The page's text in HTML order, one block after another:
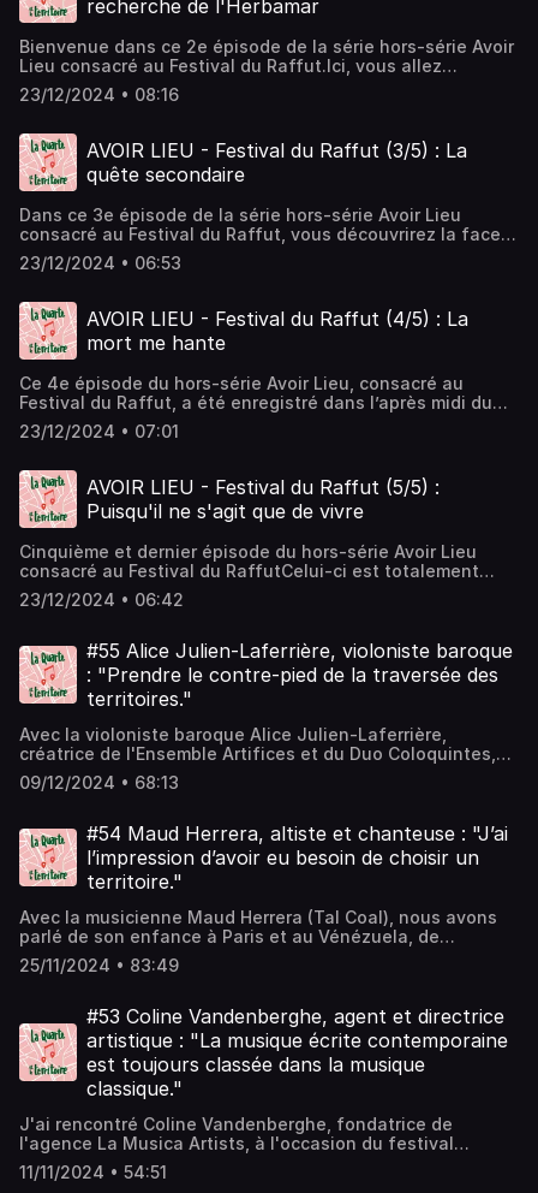
d'intention, répétitions, et Claire Chasuble.
recherche de l'Herbamar
Bienvenue dans ce 2e épisode de la série hors-série Avoir
Lieu consacré au Festival du Raffut.Ici, vous allez
découvrir les coulisses de la veillée musicale de La Cozna
et la mystérieuse affaire de l’Herbamar perdu.
23/12/2024 • 08:16
AVOIR LIEU - Festival du Raffut (3/5) : La
quête secondaire
Dans ce 3e épisode de la série hors-série Avoir Lieu
consacré au Festival du Raffut, vous découvrirez la face
cachée de nos repas avec les bénévoles de l’événement
et la créatrice de l’affiche Mathilde Grange, une quête
toute la série, la fameuse chanson "Camion"…
23/12/2024 • 06:53
AVOIR LIEU - Festival du Raffut (4/5) : La
mort me hante
Ce 4e épisode du hors-série Avoir Lieu, consacré au
Festival du Raffut, a été enregistré dans l’après midi du
dimanche 2 novembre, au cours de la balade sonore et de
l’atelier « déplier la mort ».Vous entendrez Clément
Mathieu Imbert à la batterie, moi-même au violoncelle et
au chant, Lilas Réglat à la contrebasse, Clémentine
Ristord à la boîte à bourdon, Pierre-Antoine Despatures à
Desseigne au saz.
23/12/2024 • 07:01
AVOIR LIEU - Festival du Raffut (5/5) :
Puisqu'il ne s'agit que de vivre
Cinquième et dernier épisode du hors-série Avoir Lieu
consacré au Festival du RaffutCelui-ci est totalement
dédié au spectacle La Suite de l’Histoire imaginé par Catie
Evezard et Lilas Réglat.
23/12/2024 • 06:42
#55 Alice Julien-Laferrière, violoniste baroque
: "Prendre le contre-pied de la traversée des
territoires."
Avec la violoniste baroque Alice Julien-Laferrière,
créatrice de l'Ensemble Artifices et du Duo Coloquintes,
nous avons parlé de son lieu d'ancrage La Turbine (71), de
son label discographique, de Saint-John Perse et de
à celle d'artiste en milieu rural, de Diderot et des oiseaux.
09/12/2024 • 68:13
#54 Maud Herrera, altiste et chanteuse : "J’ai
l’impression d’avoir eu besoin de choisir un
territoire."
Avec la musicienne Maud Herrera (Tal Coal), nous avons
parlé de son enfance à Paris et au Vénézuela, de
Toulouse (31) et d'Uzerche (19), de la langue occitane, du
chant lyrique, du mode de vie paysan et de Radio Latina.
25/11/2024 • 83:49
#53 Coline Vandenberghe, agent et directrice
artistique : "La musique écrite contemporaine
est toujours classée dans la musique
classique."
J'ai rencontré Coline Vandenberghe, fondatrice de
l'agence La Musica Artists, à l'occasion du festival
Musique(s) Rive Gauche dont elle assure la direction
artistique, et nous avons parlé bien évidemment de la vie
11/11/2024 • 54:51